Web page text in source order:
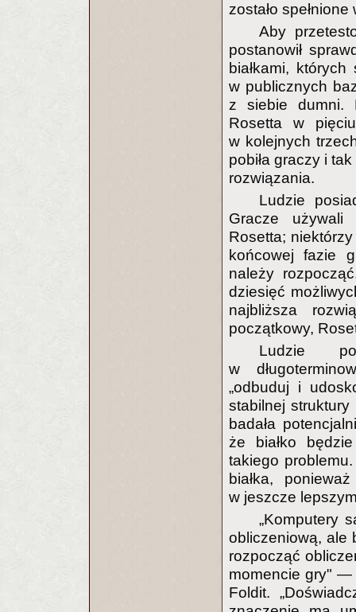
zostało
Aby
postanowił
białkami,
w publicznych
z siebie dumni.
Rosetta w
w kolejnych
pobiła graczy i
rozwiązania.
Ludzie
Gracze używali
Rosetta;
końcowej fazie
należy
dziesięć
najbliższa
początkowy,
Ludzie
w
„odbuduj i
stabilnej
badała
że białko
takiego
białka,
w jeszcze
„Komputery
obliczeniową, ale
rozpocząć
momencie gry" —
Foldit.